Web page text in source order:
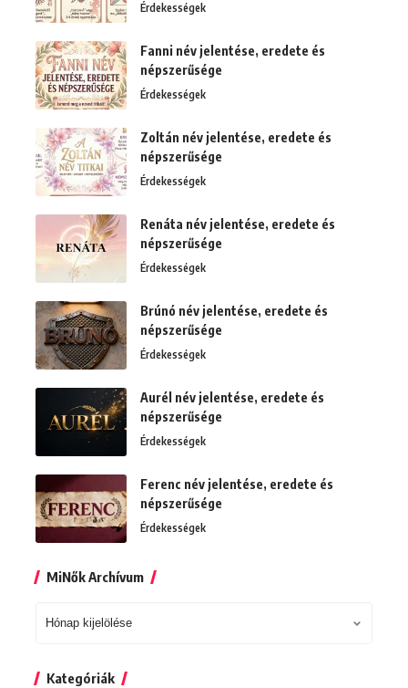
Érdekességek
Fanni név jelentése, eredete és
népszerűsége
Érdekességek
Zoltán név jelentése, eredete és
népszerűsége
Érdekességek
Renáta név jelentése, eredete és
népszerűsége
Érdekességek
Brúnó név jelentése, eredete és
népszerűsége
Érdekességek
Aurél név jelentése, eredete és
népszerűsége
Érdekességek
Ferenc név jelentése, eredete és
népszerűsége
Érdekességek
MiNők Archívum
MiNők
Kategóriák